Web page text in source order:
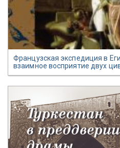
Французская экспедиция в
взаимное восприятие двух